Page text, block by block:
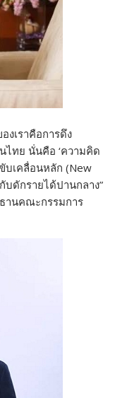
งเราคือการดึง
ทย นั่นคือ ‘ความคิด
บเคลื่อนหลัก (New
บดักรายได้ปานกลาง”
านคณะกรรมการ